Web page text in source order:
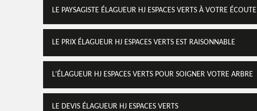
LE PAYSAGISTE ÉLAGUEUR HJ ESPACES VERTS À VOTRE ÉCOUTE
LE PRIX ÉLAGUEUR HJ ESPACES VERTS EST RAISONNABLE
L’ÉLAGUEUR HJ ESPACES VERTS POUR SOIGNER VOTRE ARBRE
LE DEVIS ÉLAGUEUR HJ ESPACES VERTS